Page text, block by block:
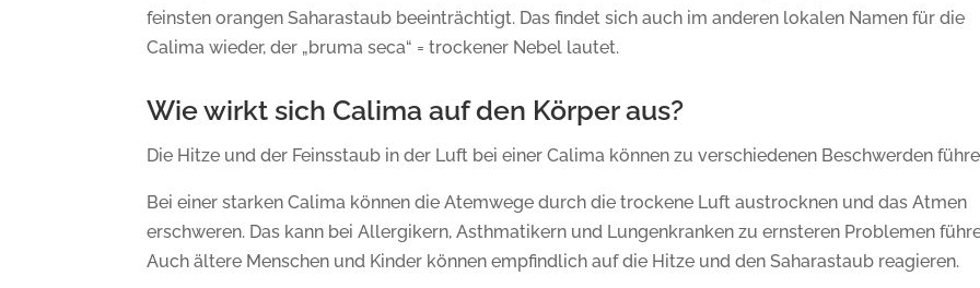
feinsten orangen Saharastaub beeinträchtigt. Das findet sich auch im anderen lokalen Namen für die
Calima wieder, der „bruma seca“ = trockener Nebel lautet.
Wie wirkt sich Calima auf den Körper aus?
Die Hitze und der Feinsstaub in der Luft bei einer Calima können zu verschiedenen Beschwerden
Bei einer starken Calima können die Atemwege durch die trockene Luft austrocknen und das Atmen
erschweren. Das kann bei Allergikern, Asthmatikern und Lungenkranken zu ernsteren Problemen
Auch ältere Menschen und Kinder können empfindlich auf die Hitze und den Saharastaub reagieren.